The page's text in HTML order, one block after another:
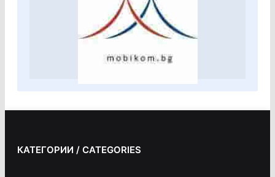
КАТЕГОРИИ / CATEGORIES